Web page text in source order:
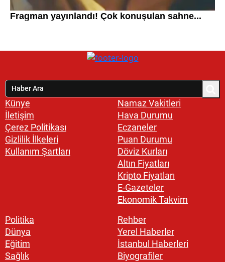
Künye
İletişim
Çerez Politikası
Gizlilik İlkeleri
Kullanım Şartları
Namaz Vakitleri
Hava Durumu
Eczaneler
Puan Durumu
Döviz Kurları
Altın Fiyatları
Kripto Fiyatları
E-Gazeteler
Ekonomik Takvim
Politika
Dünya
Eğitim
Sağlık
Rehber
Yerel Haberler
İstanbul Haberleri
Biyografiler